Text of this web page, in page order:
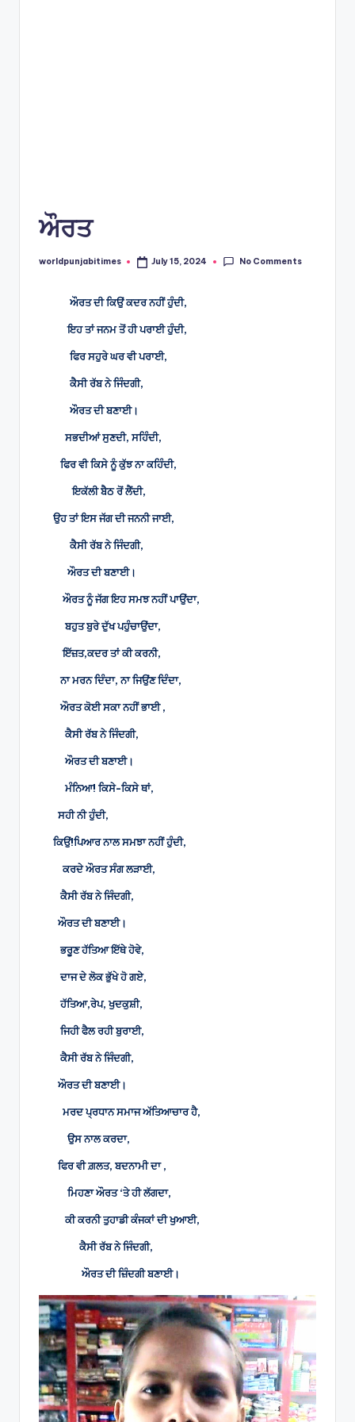
ਔਰਤ
Posted
worldpunjabitimes July 15, 2024 No Comments
ਔਰਤ ਦੀ ਕਿਉਂ ਕਦਰ ਨਹੀਂ ਹੁੰਦੀ,
ਇਹ ਤਾਂ ਜਨਮ ਤੋਂ ਹੀ ਪਰਾਈ ਹੁੰਦੀ,
ਫਿਰ ਸਹੁਰੇ ਘਰ ਵੀ ਪਰਾਈ,
ਕੈਸੀ ਰੱਬ ਨੇ ਜਿੰਦਗੀ,
ਔਰਤ ਦੀ ਬਣਾਈ।
ਸਭਦੀਆਂ ਸੁਣਦੀ, ਸਹਿੰਦੀ,
ਫਿਰ ਵੀ ਕਿਸੇ ਨੂੰ ਕੁੱਝ ਨਾ ਕਹਿੰਦੀ,
ਇਕੱਲੀ ਬੈਠ ਰੋਂ ਲੈਂਦੀ,
ਉਹ ਤਾਂ ਇਸ ਜੱਗ ਦੀ ਜਨਨੀ ਜਾਈ,
ਕੈਸੀ ਰੱਬ ਨੇ ਜਿੰਦਗੀ,
ਔਰਤ ਦੀ ਬਣਾਈ।
ਔਰਤ ਨੂੰ ਜੱਗ ਇਹ ਸਮਝ ਨਹੀਂ ਪਾਉਂਦਾ,
ਬਹੁਤ ਬੁਰੇ ਦੁੱਖ ਪਹੁੰਚਾਉਂਦਾ,
ਇੱਜ਼ਤ,ਕਦਰ ਤਾਂ ਕੀ ਕਰਨੀ,
ਨਾ ਮਰਨ ਦਿੰਦਾ, ਨਾ ਜਿਉਂਣ ਦਿੰਦਾ,
ਔਰਤ ਕੋਈ ਸਕਾ ਨਹੀਂ ਭਾਈ ,
ਕੈਸੀ ਰੱਬ ਨੇ ਜਿੰਦਗੀ,
ਔਰਤ ਦੀ ਬਣਾਈ।
ਮੰਨਿਆ! ਕਿਸੇ-ਕਿਸੇ ਥਾਂ,
ਸਹੀ ਨੀ ਹੁੰਦੀ,
ਕਿਉਂ!ਪਿਆਰ ਨਾਲ ਸਮਝਾ ਨਹੀਂ ਹੁੰਦੀ,
ਕਰਦੇ ਔਰਤ ਸੰਗ ਲੜਾਈ,
ਕੈਸੀ ਰੱਬ ਨੇ ਜਿੰਦਗੀ,
ਔਰਤ ਦੀ ਬਣਾਈ।
ਭਰੂਣ ਹੱਤਿਆ ਇੱਥੇ ਹੋਵੇ,
ਦਾਜ ਦੇ ਲੋਕ ਭੁੱਖੇ ਹੋ ਗਏ,
ਹੱਤਿਆ,ਰੇਪ, ਖੁਦਕੁਸ਼ੀ,
ਜਿਹੀ ਫੈਲ ਰਹੀ ਬੁਰਾਈ,
ਕੈਸੀ ਰੱਬ ਨੇ ਜਿੰਦਗੀ,
ਔਰਤ ਦੀ ਬਣਾਈ।
ਮਰਦ ਪ੍ਰਧਾਨ ਸਮਾਜ ਅੱਤਿਆਚਾਰ ਹੈ,
ਉਸ ਨਾਲ ਕਰਦਾ,
ਫਿਰ ਵੀ ਗ਼ਲਤ, ਬਦਨਾਮੀ ਦਾ ,
ਮਿਹਣਾ ਔਰਤ ‘ਤੇ ਹੀ ਲੱਗਦਾ,
ਕੀ ਕਰਨੀ ਤੁਹਾਡੀ ਕੰਜਕਾਂ ਦੀ ਖੁਆਈ,
ਕੈਸੀ ਰੱਬ ਨੇ ਜਿੰਦਗੀ,
ਔਰਤ ਦੀ ਜ਼ਿੰਦਗੀ ਬਣਾਈ।